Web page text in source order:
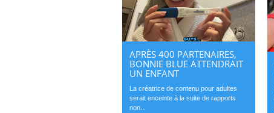
APRÈS 400 PARTENAIRES,
BONNIE BLUE ATTENDRAIT
UN ENFANT
La créatrice de contenu pour adultes
serait enceinte à la suite de rapports
non...